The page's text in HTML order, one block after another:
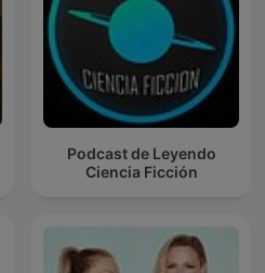
Podcast de Leyendo
Ciencia Ficción